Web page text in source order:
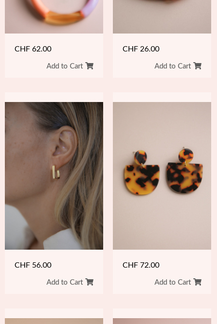
CHF 62.00
Add to Cart
CHF 26.00
Add to Cart
CHF 56.00
Add to Cart
CHF 72.00
Add to Cart